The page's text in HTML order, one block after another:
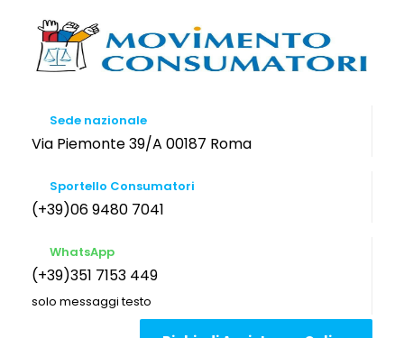
Sede nazionale
Via Piemonte 39/A 00187 Roma
Sportello Consumatori
(+39)06 9480 7041
WhatsApp
(+39)351 7153 449
solo messaggi testo